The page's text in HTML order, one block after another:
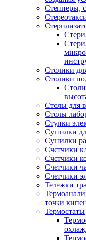
Степперы,
Столики
Столики
Столы для
Столы
Ступки
Сушилки
Сушилки
Счетчики
Счетчики
Счетчики
Счетчики
Тележки
точки
Термостаты